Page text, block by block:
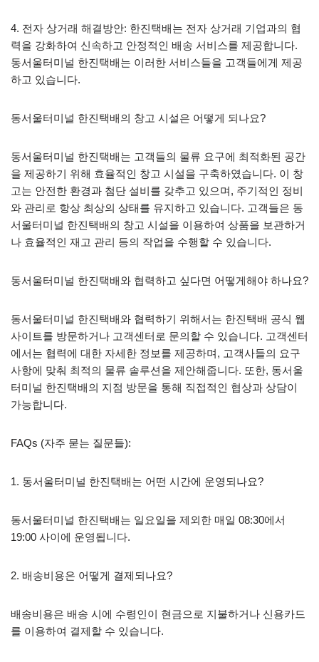
4. 전자 상거래 해결방안: 한진택배는 전자 상거래 기업과의 협
력을 강화하여 신속하고 안정적인 배송 서비스를 제공합니다.
동서울터미널 한진택배는 이러한 서비스들을 고객들에게 제공
하고 있습니다.
동서울터미널 한진택배의 창고 시설은 어떻게 되나요?
동서울터미널 한진택배는 고객들의 물류 요구에 최적화된 공간
을 제공하기 위해 효율적인 창고 시설을 구축하였습니다. 이 창
고는 안전한 환경과 첨단 설비를 갖추고 있으며, 주기적인 정비
와 관리로 항상 최상의 상태를 유지하고 있습니다. 고객들은 동
서울터미널 한진택배의 창고 시설을 이용하여 상품을 보관하거
나 효율적인 재고 관리 등의 작업을 수행할 수 있습니다.
동서울터미널 한진택배와 협력하고 싶다면 어떻게해야 하나요?
동서울터미널 한진택배와 협력하기 위해서는 한진택배 공식 웹
사이트를 방문하거나 고객센터로 문의할 수 있습니다. 고객센터
에서는 협력에 대한 자세한 정보를 제공하며, 고객사들의 요구
사항에 맞춰 최적의 물류 솔루션을 제안해줍니다. 또한, 동서울
터미널 한진택배의 지점 방문을 통해 직접적인 협상과 상담이
가능합니다.
FAQs (자주 묻는 질문들):
1. 동서울터미널 한진택배는 어떤 시간에 운영되나요?
동서울터미널 한진택배는 일요일을 제외한 매일 08:30에서
19:00 사이에 운영됩니다.
2. 배송비용은 어떻게 결제되나요?
배송비용은 배송 시에 수령인이 현금으로 지불하거나 신용카드
를 이용하여 결제할 수 있습니다.